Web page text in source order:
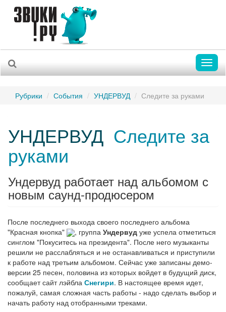
Рубрики События УНДЕРВУД Следите за руками
УНДЕРВУД Следите за
руками
Ундервуд работает над альбомом с
новым саунд-продюсером
После последнего выхода своего последнего альбома
"Красная кнопка"
, группа Ундервуд уже успела отметиться
синглом "Покуситесь на президента". После него музыканты
решили не расслабляться и не останавливаться и приступили
к работе над третьим альбомом. Сейчас уже записаны демо-
версии 25 песен, половина из которых войдет в будущий диск,
сообщает сайт лэйбла Снегири. В настоящее время идет,
пожалуй, самая сложная часть работы - надо сделать выбор и
начать работу над отобранными треками.